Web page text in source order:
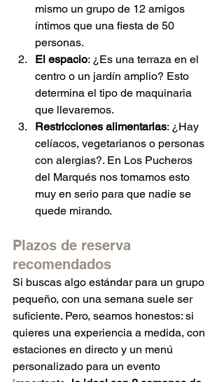
mismo un grupo de 12 amigos
íntimos que una fiesta de 50
personas.
El espacio: ¿Es una terraza en el
centro o un jardín amplio? Esto
determina el tipo de maquinaria
que llevaremos.
Restricciones alimentarias: ¿Hay
celíacos, vegetarianos o personas
con alergias?. En Los Pucheros
del Marqués nos tomamos esto
muy en serio para que nadie se
quede mirando.
Plazos de reserva
recomendados
Si buscas algo estándar para un grupo
pequeño, con una semana suele ser
suficiente. Pero, seamos honestos: si
quieres una experiencia a medida, con
estaciones en directo y un menú
personalizado para un evento